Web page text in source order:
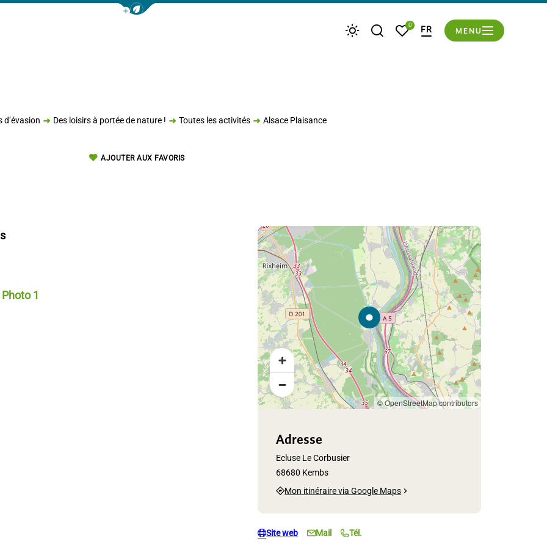
Afficher la barre de navigation du mode éco
MétéoJe recherche
Mes favoris
0 FR MENU
d’évasion Des loisirs à portée de nature ! Toutes les activités Alsace Plaisance
AJOUTER AUX FAVORIS
Photo 1, © Blogueurs d'Alsace
© OpenStreetMap contributors
Adresse
Ecluse Le Corbusier
68680 Kembs
Mon itinéraire via Google Maps
Site web Mail Tél.